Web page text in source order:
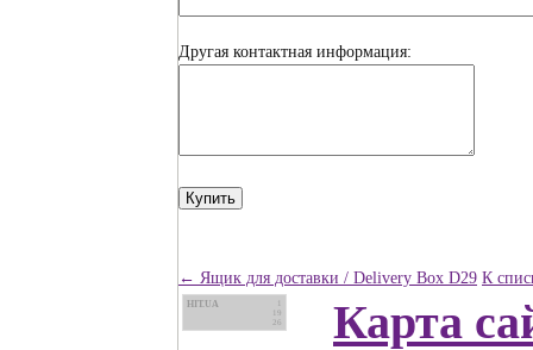
Другая контактная информация:
← Ящик для доставки / Delivery Box D29 К
HIT.UA
19
26
Карта